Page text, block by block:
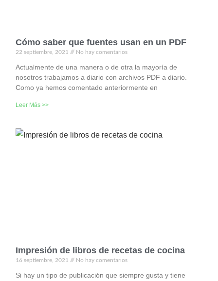
Cómo saber que fuentes usan en un PDF
22 septiembre, 2021 No hay comentarios
Actualmente de una manera o de otra la mayoría de
nosotros trabajamos a diario con archivos PDF a diario.
Como ya hemos comentado anteriormente en
Leer Más >>
Impresión de libros de recetas de cocina
16 septiembre, 2021 No hay comentarios
Si hay un tipo de publicación que siempre gusta y tiene